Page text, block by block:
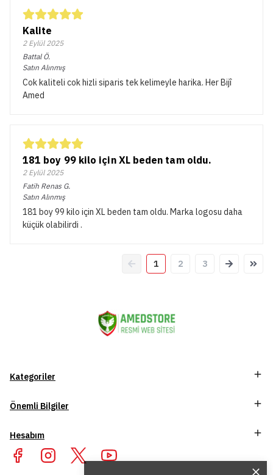
Kalite
2 Eylül 2025
Battal Ö.
Satın Alınmış
Cok kaliteli cok hizli siparis tek kelimeyle harika. Her Bijî
Amed
181 boy 99 kilo için XL beden tam oldu.
2 Eylül 2025
Fatih Renas G.
Satın Alınmış
181 boy 99 kilo için XL beden tam oldu. Marka logosu daha
küçük olabilirdi .
1 2 3
Kategoriler
Önemli Bilgiler
Hesabım